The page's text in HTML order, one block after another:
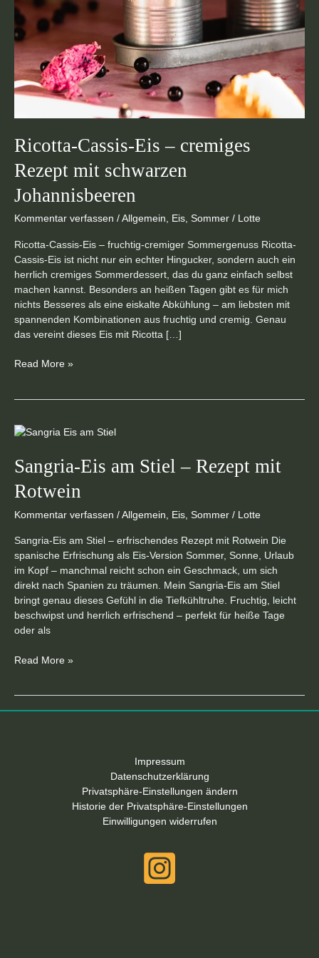
Ricotta-Cassis-Eis – cremiges
Rezept mit schwarzen
Johannisbeeren
Kommentar verfassen / Allgemein, Eis, Sommer / Lotte
Ricotta-Cassis-Eis – fruchtig-cremiger Sommergenuss Ricotta-
Cassis-Eis ist nicht nur ein echter Hingucker, sondern auch ein
herrlich cremiges Sommerdessert, das du ganz einfach selbst
machen kannst. Besonders an heißen Tagen gibt es für mich
nichts Besseres als eine eiskalte Abkühlung – am liebsten mit
spannenden Kombinationen aus fruchtig und cremig. Genau
das vereint dieses Eis mit Ricotta […]
Read More »
Sangria-Eis am Stiel – Rezept mit
Rotwein
Kommentar verfassen / Allgemein Eis Sommer / Lotte
Sangria-Eis am Stiel – erfrischendes Rezept mit Rotwein Die
spanische Erfrischung als Eis-Version Sommer, Sonne, Urlaub
im Kopf – manchmal reicht schon ein Geschmack, um sich
direkt nach Spanien zu träumen. Mein Sangria-Eis am Stiel
bringt genau dieses Gefühl in die Tiefkühltruhe. Fruchtig, leicht
beschwipst und herrlich erfrischend – perfekt für heiße Tage
oder als
Sangria-
am
Stiel
–
mit
Rotwein
Read More »
Impressum
Datenschutzerklärung
Privatsphäre-Einstellungen ändern
Historie der Privatsphäre-Einstellungen
Einwilligungen widerrufen